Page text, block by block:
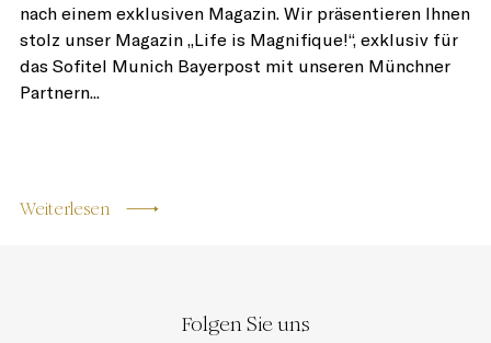
nach einem exklusiven Magazin. Wir präsentieren Ihnen
stolz unser Magazin „Life is Magnifique!“, exklusiv für
das Sofitel Munich Bayerpost mit unseren Münchner
Partnern...
Weiterlesen
Folgen Sie uns